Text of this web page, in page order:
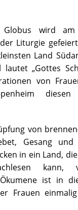
wird am
Liturgie
Land
lautet „Gottes
von
von
Gesang und
in ein Land,
kann,
ist in
Frauen